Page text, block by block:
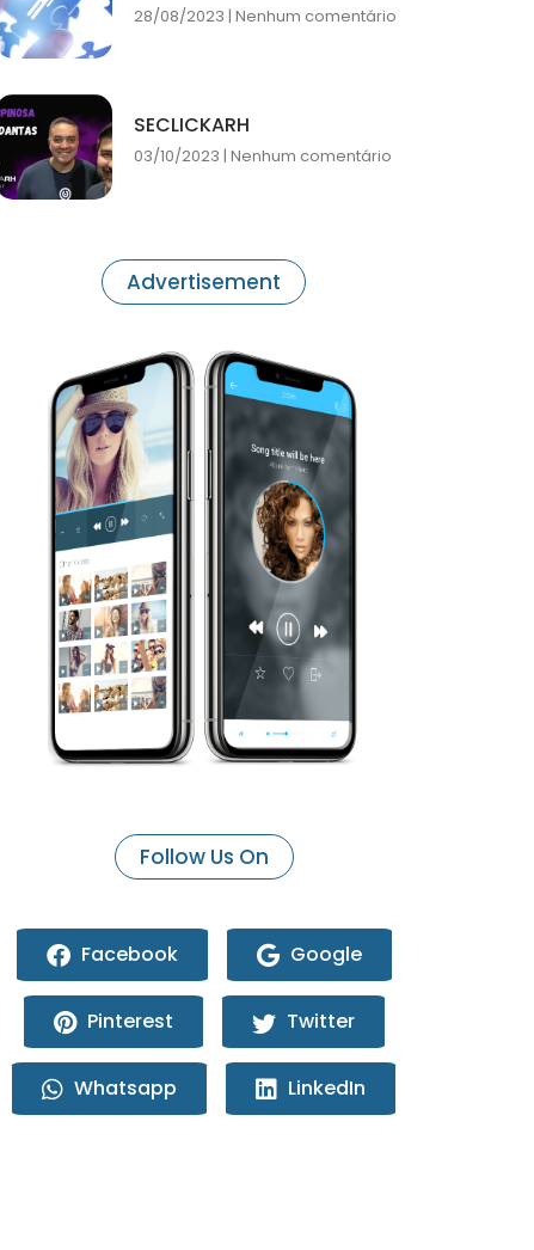
28/08/2023 Nenhum comentário
SECLICKARH
03/10/2023 Nenhum comentário
Advertisement
Follow Us On
Facebook Google
Pinterest Twitter
Whatsapp LinkedIn